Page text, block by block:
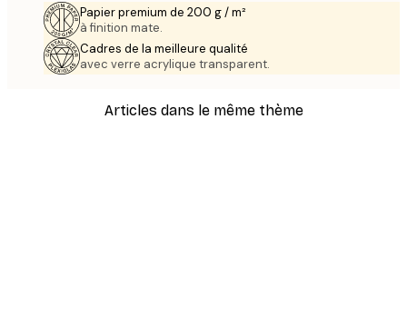
Papier premium de 200 g / m²
à finition mate.
Cadres de la meilleure qualité
avec verre acrylique transparent.
Articles dans le même thème